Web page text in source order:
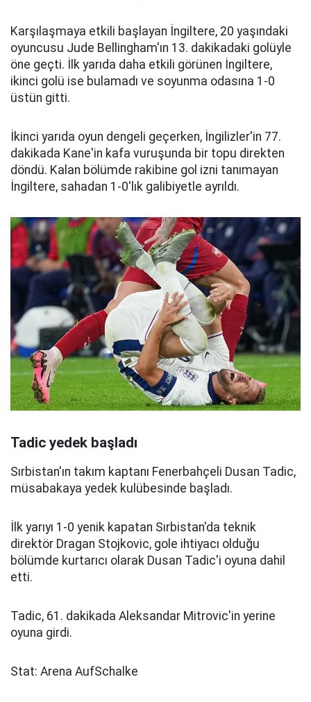
Karşılaşmaya etkili başlayan İngiltere, 20 yaşındaki
oyuncusu Jude Bellingham'ın 13. dakikadaki golüyle
öne geçti. İlk yarıda daha etkili görünen İngiltere,
ikinci golü ise bulamadı ve soyunma odasına 1-0
üstün gitti.
İkinci yarıda oyun dengeli geçerken, İngilizler'in 77.
dakikada Kane'in kafa vuruşunda bir topu direkten
döndü. Kalan bölümde rakibine gol izni tanımayan
İngiltere, sahadan 1-0'lık galibiyetle ayrıldı.
Tadic yedek başladı
Sırbistan'ın takım kaptanı Fenerbahçeli Dusan Tadic,
müsabakaya yedek kulübesinde başladı.
İlk yarıyı 1-0 yenik kapatan Sırbistan'da teknik
direktör Dragan Stojkovic, gole ihtiyacı olduğu
bölümde kurtarıcı olarak Dusan Tadic'i oyuna dahil
etti.
Tadic, 61. dakikada Aleksandar Mitrovic'in yerine
oyuna girdi.
Stat: Arena AufSchalke